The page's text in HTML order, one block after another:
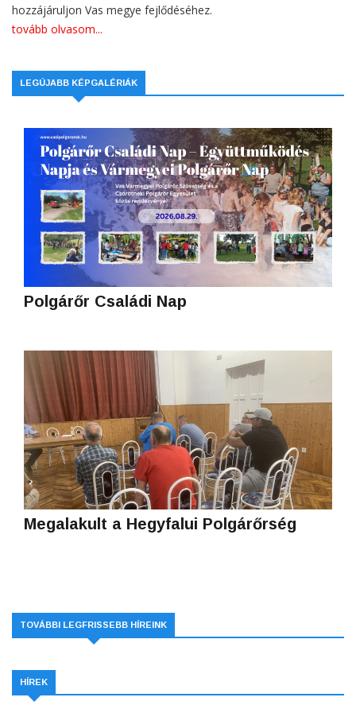
hozzájáruljon Vas megye fejlődéséhez.
tovább olvasom...
LEGÚJABB KÉPGALÉRIÁK
Polgárőr Családi Nap
Megalakult a Hegyfalui Polgárőrség
TOVÁBBI LEGFRISSEBB HÍREINK
HÍREK